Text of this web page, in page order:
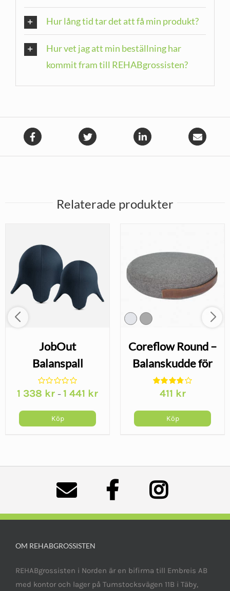
Hur lång tid tar det att få min produkt?
Hur vet jag att min beställning har
kommit fram till REHABgrossisten?
Relaterade produkter
JobOut
Balanspall
Sjöstjärna –
Aktivt sittande
med balans
1 338 kr – 1 441 kr
Köp
Coreflow Round –
Balanskudde för
aktivt sittande
411 kr
Köp
OM REHABGROSSISTEN
REHABgrossisten i Norden är en bifirma till Embreis AB
med kontor och lager på Tumstocksvägen 11B i Täby,